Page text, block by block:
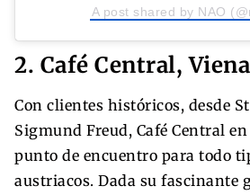
A post shared by NAO
2. Café Central, Viena
Con clientes históricos, desde
Sigmund Freud, Café Central
punto de encuentro para todo
austriacos. Dada su fascinante